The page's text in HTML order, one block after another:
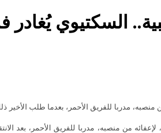
السكتيوي يُغادر
مدربا للفريق الأحمر، بعدما طلب الأخير
من منصبه، مدربا للفريق الأحمر، بعد